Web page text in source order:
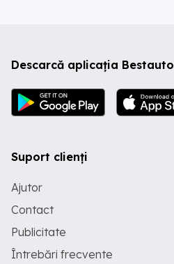
Descarcă aplicația Bestauto
Suport clienți
Ajutor
Contact
Publicitate
Întrebări frecvente